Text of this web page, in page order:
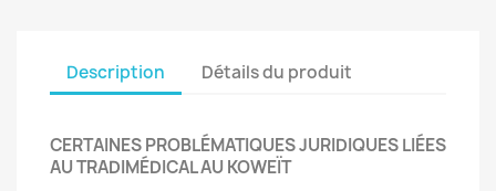
Description Détails du produit
CERTAINES PROBLÉMATIQUESJURIDIQUES LIÉES
AU TRADIMÉDICAL AU KOWEÏT